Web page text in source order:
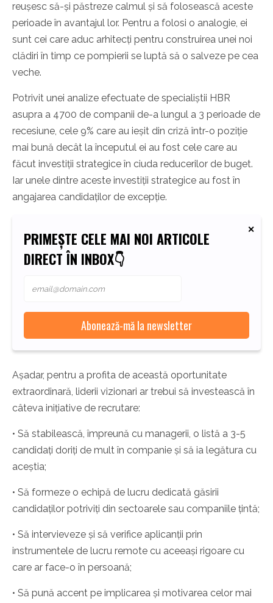
reușesc să-și păstreze calmul și să folosească aceste
perioade în avantajul lor. Pentru a folosi o analogie, ei
sunt cei care aduc arhitecți pentru construirea unei noi
clădiri în timp ce pompierii se luptă să o salveze pe cea
veche.
Potrivit unei analize efectuate de specialiștii HBR
asupra a 4700 de companii de-a lungul a 3 perioade de
recesiune, cele 9% care au ieșit din criză într-o poziție
mai bună decât la începutul ei au fost cele care au
făcut investiții strategice în ciuda reducerilor de buget.
Iar unele dintre aceste investiții strategice au fost în
angajarea candidaților de excepție.
PRIMEȘTE CELE MAI NOI ARTICOLE
DIRECT ÎN INBOX👇
Așadar, pentru a profita de această oportunitate
extraordinară, liderii vizionari ar trebui să investească în
câteva inițiative de recrutare:
• Să stabilească, împreună cu managerii, o listă a 3-5
candidați doriți de mult în companie și să ia legătura cu
aceștia;
• Să formeze o echipă de lucru dedicată găsirii
candidaților potriviți din sectoarele sau companiile țintă;
• Să intervieveze și să verifice aplicanții prin
instrumentele de lucru remote cu aceeași rigoare cu
care ar face-o în persoană;
• Să pună accent pe implicarea și motivarea celor mai